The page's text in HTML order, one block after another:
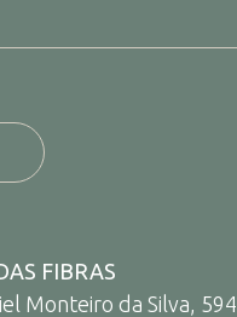
FIBRAS
Monteiro da Silva, 594